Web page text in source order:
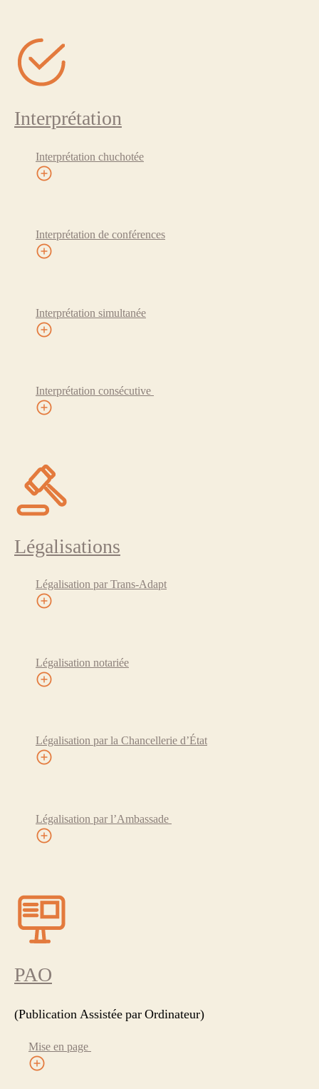
Interprétation
Interprétation chuchotée
Interprétation de conférences
Interprétation simultanée
Interprétation consécutive
Légalisations
Légalisation par Trans-Adapt
Légalisation notariée
Légalisation par la Chancellerie d’État
Légalisation par l’Ambassade
PAO
(Publication Assistée par Ordinateur)
Mise en page